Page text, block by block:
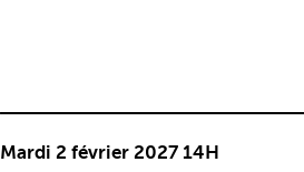
Mardi 2 février 2027 14H